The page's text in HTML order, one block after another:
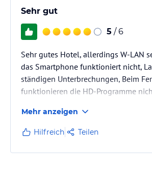
Sehr gut
5 / 6
Sehr gutes Hotel, allerdings W-LAN
das Smartphone funktioniert nicht,
ständigen Unterbrechungen, Beim
funktionieren die HD-Programme
Mehr anzeigen
Hilfreich Teilen